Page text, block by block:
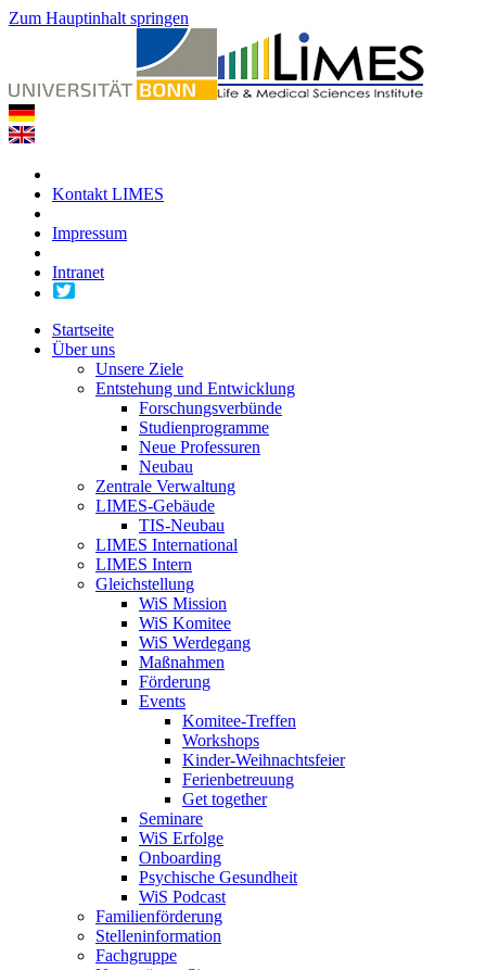
Zum Hauptinhalt springen
Kontakt LIMES
Impressum
Intranet
Startseite
Über uns
Unsere Ziele
Entstehung und Entwicklung
Forschungsverbünde
Studienprogramme
Neue Professuren
Neubau
Zentrale Verwaltung
LIMES-Gebäude
TIS-Neubau
LIMES International
LIMES Intern
Gleichstellung
WiS Mission
WiS Komitee
WiS Werdegang
Maßnahmen
Förderung
Events
Komitee-Treffen
Workshops
Kinder-Weihnachtsfeier
Ferienbetreuung
Get together
Seminare
WiS Erfolge
Onboarding
Psychische Gesundheit
WiS Podcast
Familienförderung
Stelleninformation
Fachgruppe